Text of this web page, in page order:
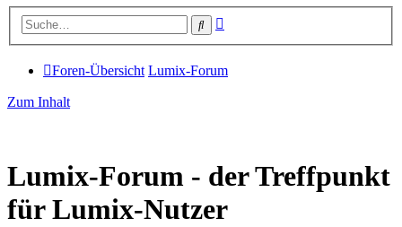
Suche
Foren-Übersicht Lumix-Forum
Zum Inhalt
Lumix-Forum - der Treffpunkt
für Lumix-Nutzer